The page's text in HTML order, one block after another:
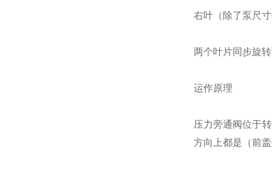
右叶（除了泵尺
两个叶片同步旋
运作原理
压力旁通阀位于
方向上都是（前